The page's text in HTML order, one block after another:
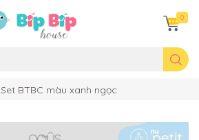
0
Set BTBC màu xanh ngọc